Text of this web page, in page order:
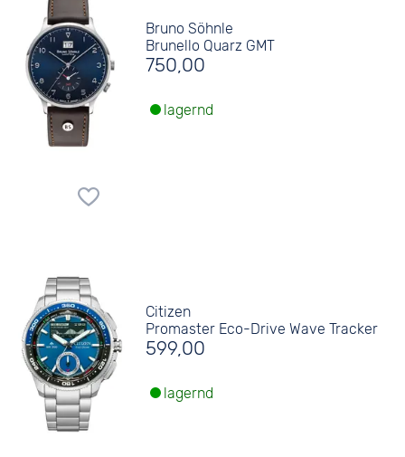
Bruno Söhnle
Brunello Quarz GMT
750,00
lagernd
Citizen
Promaster Eco-Drive Wave Tracker
599,00
lagernd